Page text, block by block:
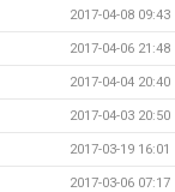
2017-04-08 09:43
2017-04-06 21:48
2017-04-04 20:40
2017-04-03 20:50
2017-03-19 16:01
2017-03-06 07:17